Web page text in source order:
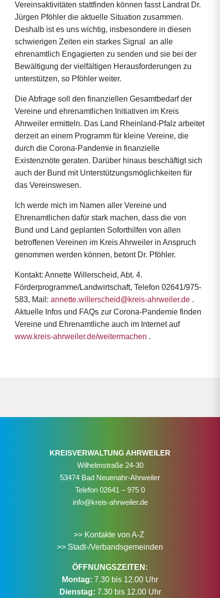
Vereinsaktivitäten stattfinden können fasst Landrat Dr.
Jürgen Pföhler die aktuelle Situation zusammen.
Deshalb ist es uns wichtig, insbesondere in diesen
schwierigen Zeiten ein starkes Signal an alle
ehrenamtlich Engagierten zu senden und sie bei der
Bewältigung der vielfältigen Herausforderungen zu
unterstützen, so Pföhler weiter.
Die Abfrage soll den finanziellen Gesamtbedarf der
Vereine und ehrenamtlichen Initiativen im Kreis
Ahrweiler ermitteln. Das Land Rheinland-Pfalz arbeitet
derzeit an einem Programm für kleine Vereine, die
durch die Corona-Pandemie in finanzielle
Existenznöte geraten. Darüber hinaus beschäftigt sich
auch der Bund mit Unterstützungsmöglichkeiten für
das Vereinswesen.
Ich werde mich im Namen aller Vereine und
Ehrenamtlichen dafür stark machen, dass die von
Bund und Land geplanten Soforthilfen von allen
betroffenen Vereinen im Kreis Ahrweiler in Anspruch
genommen werden können, betont Dr. Pföhler.
Kontakt: Annette Willerscheid, Abt. 4.
Förderprogramme/Landwirtschaft, Telefon 02641/975-
583, Mail: annette.willerscheid@kreis-ahrweiler.de .
Aktuelle Infos und FAQs zur Corona-Pandemie finden
Vereine und Ehrenamtliche auch im Internet auf
www.kreis-ahrweiler.de/weitermachen .
KREISVERWALTUNG AHRWEILER
Wilhelmstraße 24-30
53474 Bad Neuenahr-Ahrweiler
Telefon 02641 – 975 0
info@kreis-ahrweiler.de
>> Kontakte von A-Z
>> Stadt-/Verbandsgemeinden
ÖFFNUNGSZEITEN:
Montag: 7.30 bis 12.00 Uhr
Dienstag: 7.30 bis 12.00 Uhr